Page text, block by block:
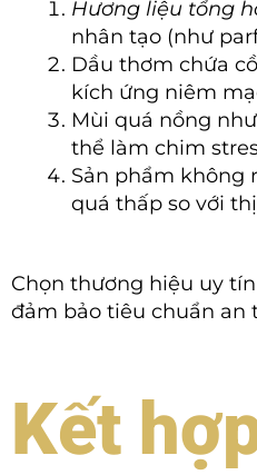
Hương liệu tổng
nhân tạo (như
Dầu thơm chứa
kích ứng niêm
Mùi quá nồng
thể làm chim
Sản phẩm không
quá thấp so với
Chọn thương hiệu uy
đảm bảo tiêu chuẩn an
Kết